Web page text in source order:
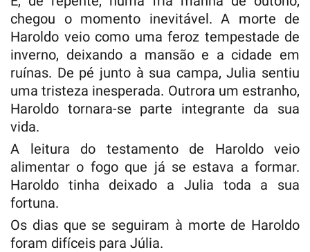
chegou o momento inevitável. A morte de
Haroldo veio como uma feroz tempestade de
inverno, deixando a mansão e a cidade em
ruínas. De pé junto à sua campa, Julia sentiu
uma tristeza inesperada. Outrora um estranho,
Haroldo tornara-se parte integrante da sua
vida.
A leitura do testamento de Haroldo veio
alimentar o fogo que já se estava a formar.
Haroldo tinha deixado a Julia toda a sua
fortuna.
Os dias que se seguiram à morte de Haroldo
foram difíceis para Júlia.